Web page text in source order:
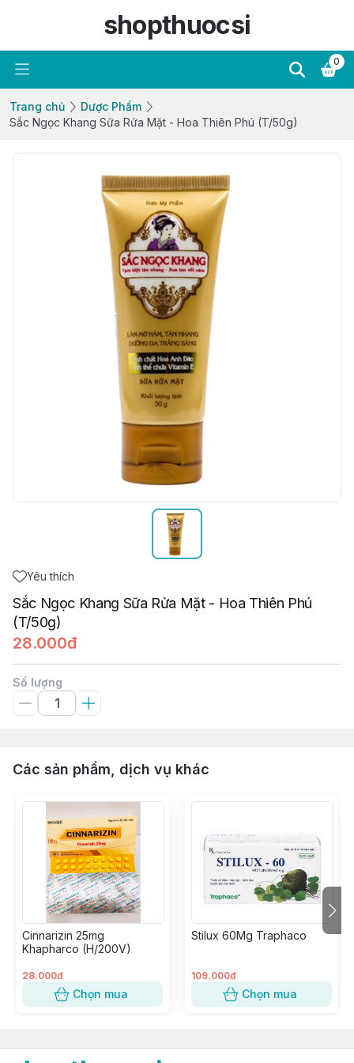
shopthuocsi
0
Trang chủ
Dược Phẩm
Sắc Ngọc Khang Sữa Rửa Mặt - Hoa Thiên Phú (T/50g)
Yêu thích
Sắc Ngọc Khang Sữa Rửa Mặt - Hoa Thiên Phú
(T/50g)
28.000đ
Số lượng
Các sản phẩm, dịch vụ khác
Cinnarizin 25mg
Khapharco (H/200V)
28.000đ
Chọn mua
Stilux 60Mg Traphaco
109.000đ
Chọn mua